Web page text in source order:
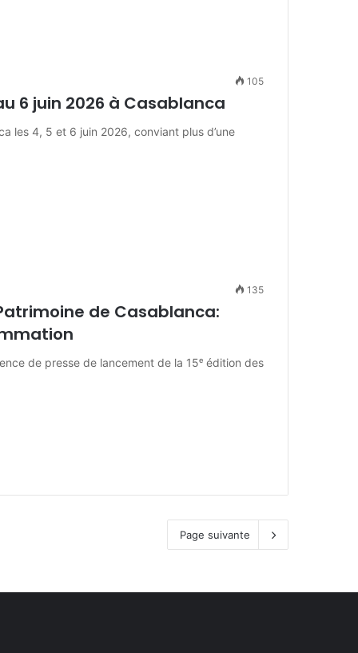
105
6 juin 2026 à Casablanca
les 4, 5 et 6 juin 2026, conviant plus d’une
135
de Casablanca:
de presse de lancement de la 15ᵉ édition des
Page suivante